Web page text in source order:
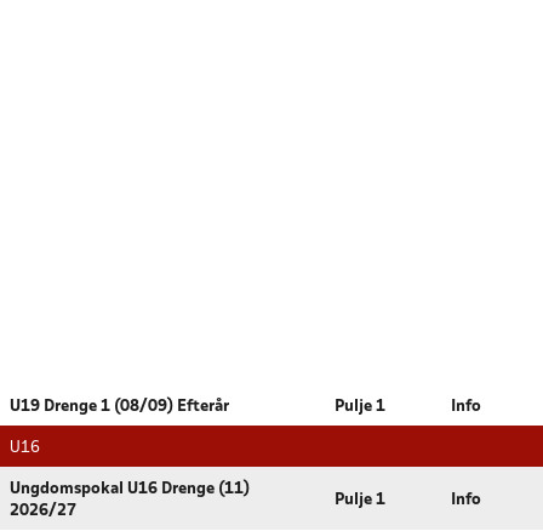
U19 Drenge 1 (08/09) Efterår Pulje 1 Info
U16
Ungdomspokal U16 Drenge (11)
2026/27
Pulje 1 Info